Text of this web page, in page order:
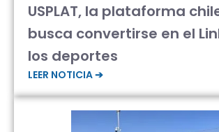
USPLAT, la plataforma
busca convertirse en el
los deportes
LEER NOTICIA ➔